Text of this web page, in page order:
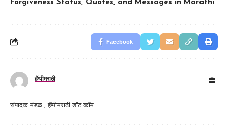
Forgiveness Status, Quotes, and Messages in Marathi
Facebook
हॅप्पीमराठी
संपादक मंडळ , हॅप्पीमराठी डॉट कॉम